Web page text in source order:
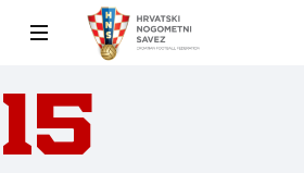
15